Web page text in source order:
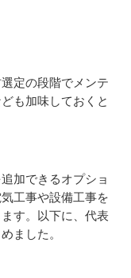
定の段階でメンテ
も加味しておくと
加できるオプショ
工事や設備工事を
す。以下に、代表
ました。